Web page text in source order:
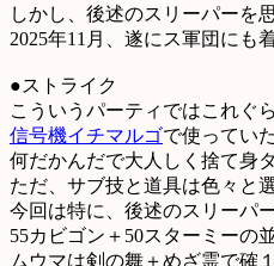
しかし、後述のスリーパーを
2025年11月、遂にス軍団にも
●ストライク
こういうパーティではこれぐ
信号機イチマルゴで使ってい
何だかんだで大人しく捨て身
ただ、サブ技と道具は色々と
今回は特に、後述のスリーパ
55カビゴン＋50スターミーの
ムウマは剣の舞＋めざ霊で確